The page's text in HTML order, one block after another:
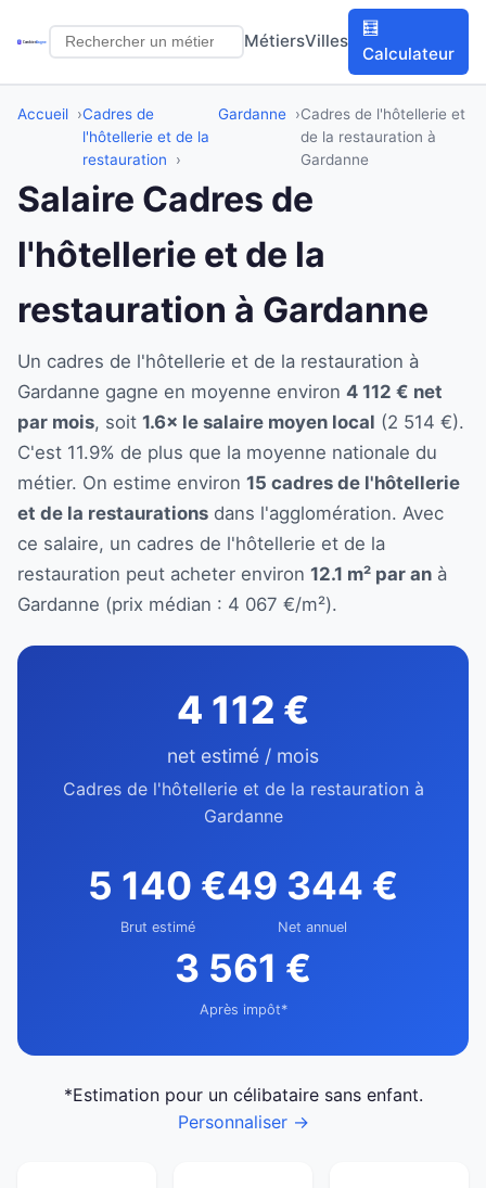
MétiersVilles
🧮
Calculateur
Accueil
Cadres de
l'hôtellerie et de la
restauration
Gardanne
Cadres de l'hôtellerie et
de la restauration à
Gardanne
Salaire Cadres de
l'hôtellerie et de la
restauration à Gardanne
Un cadres de l'hôtellerie et de la restauration à
Gardanne gagne en moyenne environ 4 112 € net
par mois, soit 1.6× le salaire moyen local (2 514 €).
C'est 11.9% de plus que la moyenne nationale du
métier. On estime environ 15 cadres de l'hôtellerie
et de la restaurations dans l'agglomération. Avec
ce salaire, un cadres de l'hôtellerie et de la
restauration peut acheter environ 12.1 m² par an à
Gardanne (prix médian : 4 067 €/m²).
4 112 €
net estimé / mois
Cadres de l'hôtellerie et de la restauration à
Gardanne
5 140 €
Brut estimé
49 344 €
Net annuel
3 561 €
Après impôt*
*Estimation pour un célibataire sans enfant.
Personnaliser →